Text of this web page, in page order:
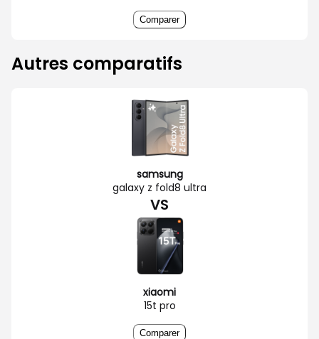
Comparer
Autres comparatifs
samsung
galaxy z fold8 ultra
VS
xiaomi
15t pro
Comparer